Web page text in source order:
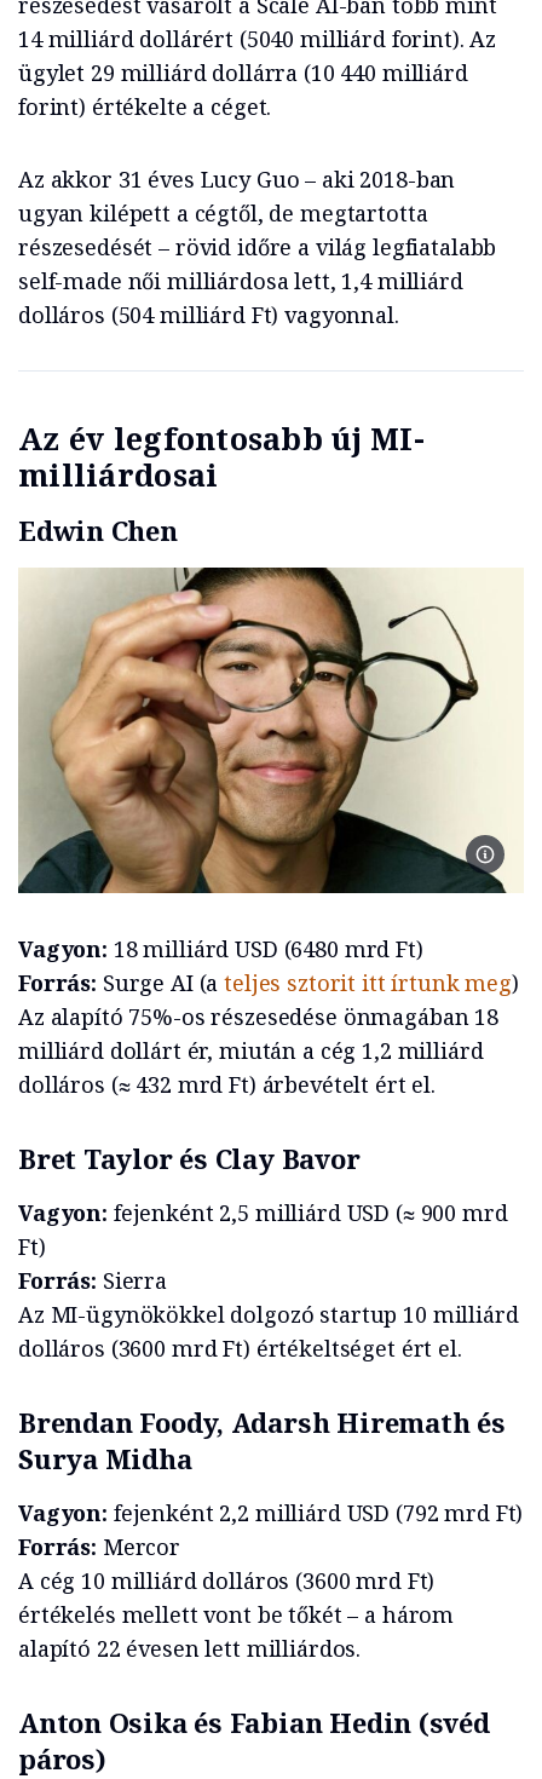
14 milliárd dollárért (5040 milliárd forint). Az
ügylet 29 milliárd dollárra (10 440 milliárd
forint) értékelte a céget.
Az akkor 31 éves Lucy Guo – aki 2018-ban
ugyan kilépett a cégtől, de megtartotta
részesedését – rövid időre a világ legfiatalabb
self-made női milliárdosa lett, 1,4 milliárd
dolláros (504 milliárd Ft) vagyonnal.
Az év legfontosabb új MI-
milliárdosai
Edwin Chen
Fotó:
Vagyon: 18 milliárd USD (6480 mrd Ft)
Forrás: Surge AI (ateljes sztorit itt írtunk meg)
Az alapító 75%-os részesedése önmagában 18
milliárd dollárt ér, miután a cég 1,2 milliárd
dolláros (≈ 432 mrd Ft) árbevételt ért el.
Bret Taylor és Clay Bavor
Vagyon: fejenként 2,5 milliárd USD (≈ 900 mrd
Ft)
Forrás: Sierra
Az MI-ügynökökkel dolgozó startup 10 milliárd
dolláros (3600 mrd Ft) értékeltséget ért el.
Brendan Foody, Adarsh Hiremath és
Surya Midha
Vagyon: fejenként 2,2 milliárd USD (792 mrd Ft)
Forrás: Mercor
A cég 10 milliárd dolláros (3600 mrd Ft)
értékelés mellett vont be tőkét – a három
alapító 22 évesen lett milliárdos.
Anton Osika és Fabian Hedin (svéd
páros)